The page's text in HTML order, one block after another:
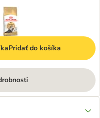
Pridať do košíka